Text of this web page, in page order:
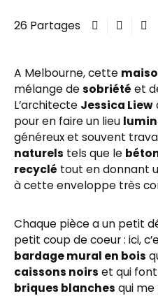
26 Partages
A Melbourne, cette
mélange desobriété et
L’architecte Jessica Liew
pour en faire un lieu
généreux et souvent
naturels tels que le
recyclé tout en donnant
à cette enveloppe très
Chaque pièce a un petit
petit coup de coeur : ici,
bardage mural en bois
caissons noirs et qui
briques blanches qui